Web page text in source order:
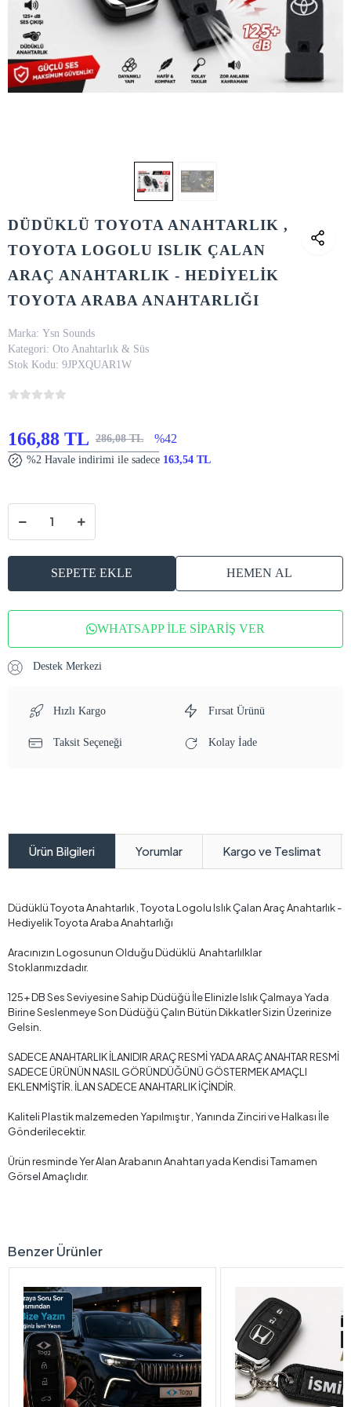
DÜDÜKLÜ TOYOTA ANAHTARLIK ,
TOYOTA LOGOLU ISLIK ÇALAN
ARAÇ ANAHTARLIK - HEDİYELİK
TOYOTA ARABA ANAHTARLIĞI
Marka: Ysn Sounds
Kategori: Oto Anahtarlık & Süs
Stok Kodu: 9JPXQUAR1W
166,88 TL 286,08 TL %42
%2 Havale indirimi ile sadece 163,54 TL
SEPETE EKLE HEMEN AL
WHATSAPP İLE SİPARİŞ VER
Destek Merkezi
Hızlı Kargo Fırsat Ürünü
Taksit Seçeneği Kolay İade
Ürün Bilgileri Yorumlar Kargo ve Teslimat
Düdüklü Toyota Anahtarlık , Toyota Logolu Islık Çalan Araç Anahtarlık -
Hediyelik Toyota Araba Anahtarlığı
Aracınızın Logosunun Olduğu Düdüklü Anahtarlılklar
Stoklarımızdadır.
125+ DB Ses Seviyesine Sahip Düdüğü İle Elinizle Islık Çalmaya Yada
Birine Seslenmeye Son Düdüğü Çalın Bütün Dikkatler Sizin Üzerinize
Gelsin.
SADECE ANAHTARLIK İLANIDIR ARAÇ RESMİ YADA ARAÇ ANAHTAR RESMİ
SADECE ÜRÜNÜN NASIL GÖRÜNDÜĞÜNÜ GÖSTERMEK AMAÇLI
EKLENMİŞTİR. İLAN SADECE ANAHTARLIK İÇİNDİR.
Kaliteli Plastik malzemeden Yapılmıştır , Yanında Zinciri ve Halkası İle
Gönderilecektir.
Ürün resminde Yer Alan Arabanın Anahtarı yada Kendisi Tamamen
Görsel Amaçlıdır.
Benzer Ürünler